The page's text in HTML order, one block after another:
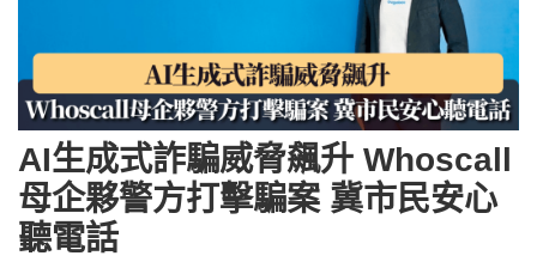
AI生成式詐騙威脅飆升 Whoscall
母企夥警方打擊騙案 冀市民安心
聽電話